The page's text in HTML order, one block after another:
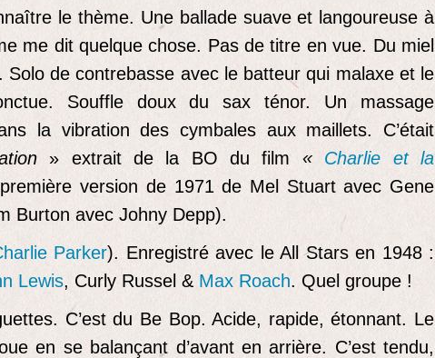
le thème. Une ballade suave et langoureuse à
me dit quelque chose. Pas de titre en vue. Du miel
Solo de contrebasse avec le batteur qui malaxe et le
Souffle doux du sax ténor. Un massage
la vibration des cymbales aux maillets. C’était
» extrait de la BO du film « Charlie et la
version de 1971 de Mel Stuart avec Gene
Burton avec Johny Depp).
Parker). Enregistré avec le All Stars en 1948 :
Lewis, Curly Russel & Max Roach. Quel groupe !
C’est du Be Bop. Acide, rapide, étonnant. Le
en se balançant d’avant en arrière. C’est tendu,